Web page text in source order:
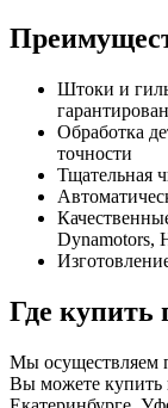
Штоки и
Обработка
точности
Тщательная
Dynamotors,
Где купить
Мы осуществляем
Вы можете купить